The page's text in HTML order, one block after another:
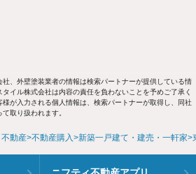
社、外壁塗装業者の情報は検索パートナーが提供している情
イル株式会社は内容の責任を負わないことを予めご了承く
が入力される個人情報は、検索パートナーが取得し、同社
取り扱われます。
動産 不動産購入 新築一戸建て・建売・一軒家